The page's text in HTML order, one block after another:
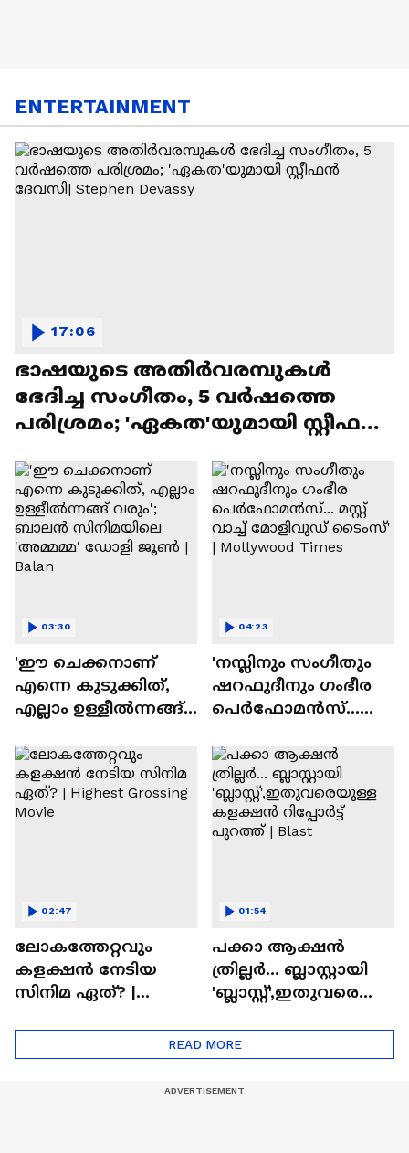
ENTERTAINMENT
ഭാഷയുടെ അതിർവരമ്പുകൾ
ഭേദിച്ച സംഗീതം, 5 വർഷത്തെ
പരിശ്രമം; 'ഏകത'യുമായി സ്റ്റീഫൻ
17:06
'ഈ ചെക്കനാണ്
എന്നെ കുടുക്കിത്,
എല്ലാം ഉള്ളീൽന്നങ്ങ്
സിനിമയിലെ
'അമ്മമ്മ' ഡോളി
ജൂൺ | Balan
03:30
'നസ്ലിനും സംഗീതും
ഷറഫുദീനും ഗംഭീര
പെർഫോമൻസ്...
ടൈംസ്' | Mollywood
Times
04:23
ലോകത്തേറ്റവും
കളക്ഷൻ നേടിയ
സിനിമ ഏത്? |
02:47
പക്കാ ആക്ഷൻ
ത്രില്ലർ... ബ്ലാസ്റ്റായി
'ബ്ലാസ്റ്റ്',ഇതുവരെയു
റിപ്പോർട്ട് പുറത്ത് |
Blast
01:54
READ MORE